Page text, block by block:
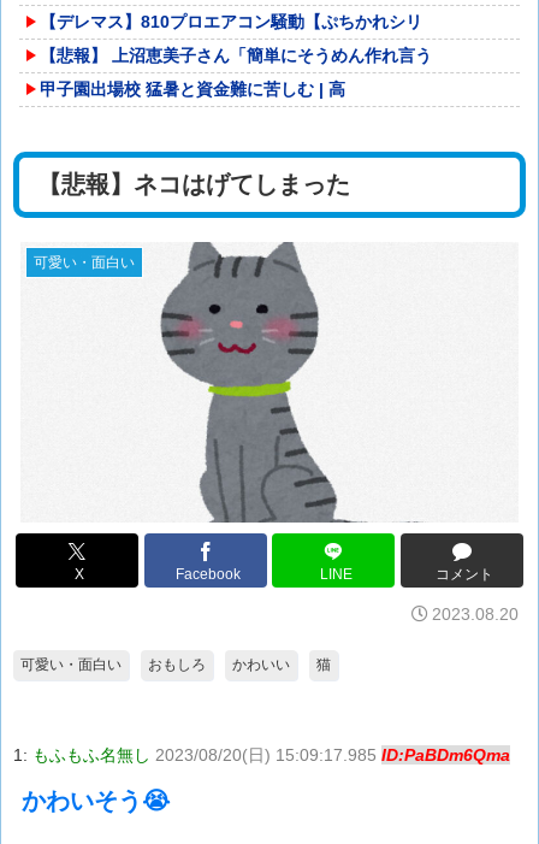
【デレマス】810プロエアコン騒動【ぷちかれシリ
【悲報】 上沼恵美子さん「簡単にそうめん作れ言う
甲子園出場校 猛暑と資金難に苦しむ | 高
【悲報】ネコはげてしまった
可愛い・面白い
X Facebook LINE コメント
2023.08.20
可愛い・面白い おもしろ かわいい 猫
1: もふもふ名無し 2023/08/20(日) 15:09:17.985 ID:PaBDm6Qma
かわいそう😭